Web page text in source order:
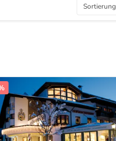
Sortierung